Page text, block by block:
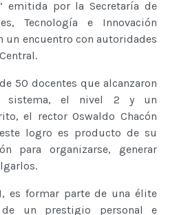
emitida por la Secretaría de
Tecnología e Innovación
un encuentro con autoridades
50 docentes que alcanzaron
sistema, el nivel 2 y un
el rector Oswaldo Chacón
logro es producto de su
para organizarse, generar
es formar parte de una élite
de un prestigio personal e